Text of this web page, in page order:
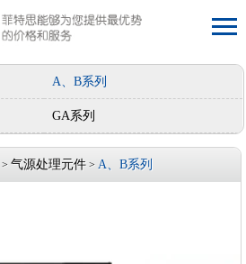
A、B系列
GA系列
> 气源处理元件 > A、B系列